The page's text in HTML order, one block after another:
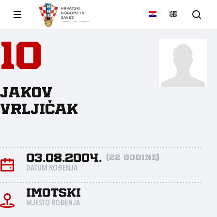
10
Jakov
Vrljičak
03.08.2004. (22 godine)
DATUM ROĐENJA
Imotski
MJESTO ROĐENJA